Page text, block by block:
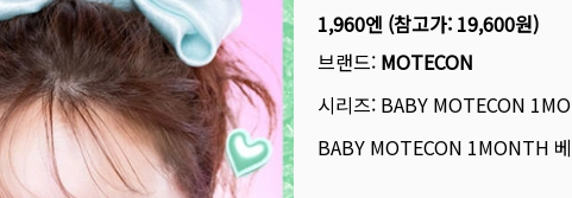
1,960엔 (참고가: 19,600원)
브랜드: MOTECON
시리즈: BABY MOTECON
BABY MOTECON 1MONTH